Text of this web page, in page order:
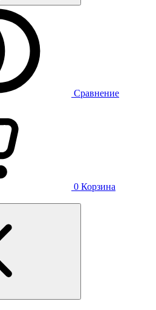
Сравнение
0 Корзина